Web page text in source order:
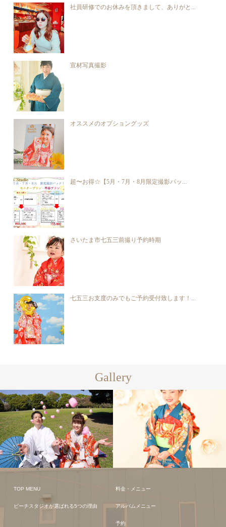
社員研修でのお休みを頂きまして、ありがと...
宣材写真撮影
オススメのオプショングッズ
超〜お得☆【5月・7月・8月限定撮影パッ...
さいたま市七五三前撮り予約時期
七五三お支度のみでもご予約受付致します！...
Gallery
TOP MENU
ビーチスタジオが選ばれる5つの理由
料金・メニュー
アルバムメニュー
予約